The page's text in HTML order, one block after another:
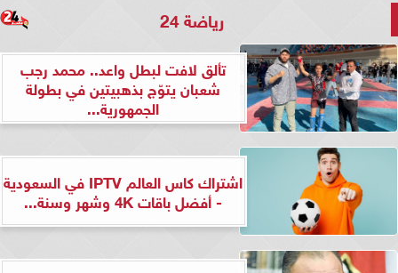
رياضة 24
تألق لافت لبطل واعد.. محمد رجب
شعبان يتوّج بذهبيتين في بطولة
الجمهورية...
اشتراك كاس العالم IPTV في السعودية
- أفضل باقات 4K وشهر وسنة...